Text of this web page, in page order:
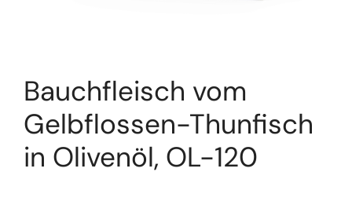
Bauchfleisch vom
Gelbflossen-Thunfisch
in Olivenöl, OL-120